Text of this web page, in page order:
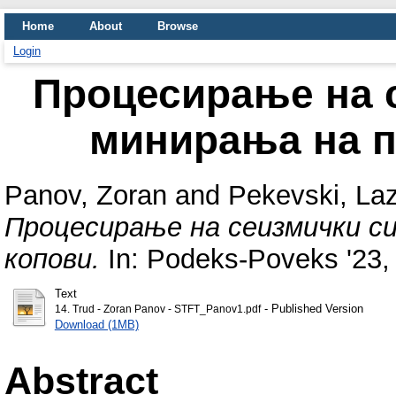
Home About
Browse
Login
Процесирање на
минирања на
Panov, Zoran and Pekevski,
Процесирање на сеизмички
копови. In: Podeks-Poveks
Text
14. Trud - Zoran Panov - STFT_Panov1.pdf- Published Version
Download (1MB)
Abstract